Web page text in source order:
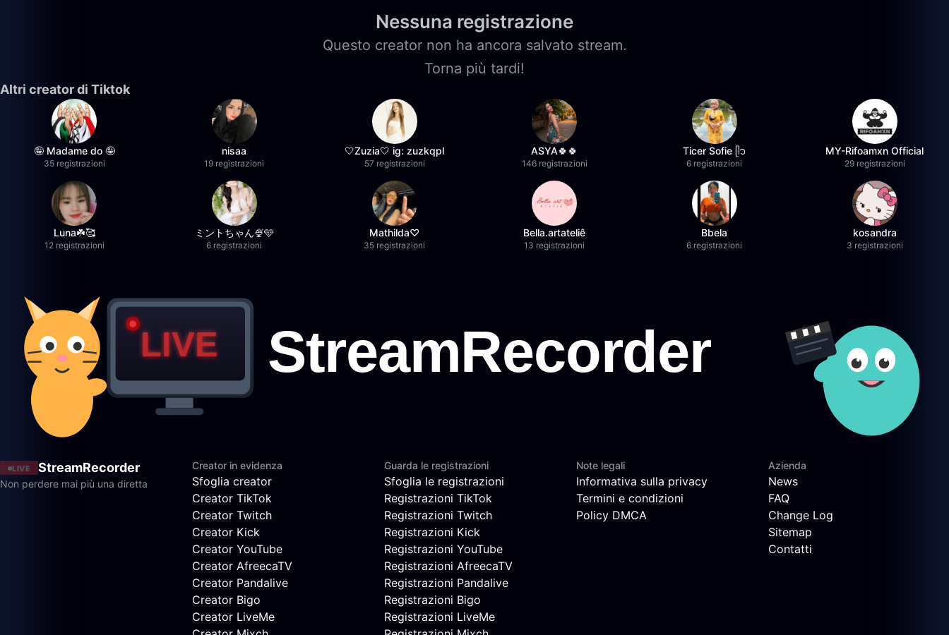
Nessuna registrazione
Questo creator non ha ancora salvato stream.
Torna più tardi!
Altri creator di Tiktok
🤪 Madame do 🤪
35 registrazioni
nisaa
19 registrazioni
🤍Zuzia🤍 ig: zuzkqpl
57 registrazioni
ASYA🍀🍀
146 registrazioni
Ticer Sofie ᥫ᭡
6 registrazioni
MY-Rifoamxn Official
29 registrazioni
Luna☘️🥰
12 registrazioni
ミントちゃん🍨🩵
6 registrazioni
Mathilda♡︎
35 registrazioni
Bella.artateliê
13 registrazioni
Bbela
6 registrazioni
kosandra
3 registrazioni
LIVE StreamRecorder
Non perdere mai più una diretta
Creator in evidenza
Sfoglia creator
Creator TikTok
Creator Twitch
Creator Kick
Creator YouTube
Creator AfreecaTV
Creator Pandalive
Creator Bigo
Creator LiveMe
Guarda le registrazioni
Sfoglia le registrazioni
Registrazioni TikTok
Registrazioni Twitch
Registrazioni Kick
Registrazioni YouTube
Registrazioni AfreecaTV
Registrazioni Pandalive
Registrazioni Bigo
Registrazioni LiveMe
Note legali
Informativa sulla privacy
Termini e condizioni
Policy DMCA
Azienda
News
FAQ
Change Log
Sitemap
Contatti